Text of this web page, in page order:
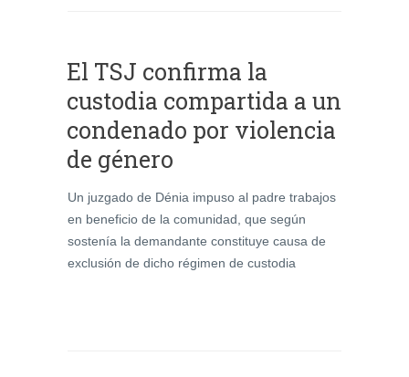
El TSJ confirma la
custodia compartida a un
condenado por violencia
de género
Un juzgado de Dénia impuso al padre trabajos
en beneficio de la comunidad, que según
sostenía la demandante constituye causa de
exclusión de dicho régimen de custodia